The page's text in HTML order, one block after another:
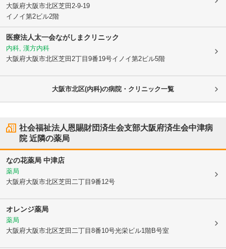
大阪府大阪市北区芝田2-9-19
イノイ第2ビル2階
医療法人太一会ながしまクリニック
内科, 漢方内科
大阪府大阪市北区芝田2丁目9番19号イノイ第2ビル5階
大阪市北区(内科)の病院・クリニック一覧
社会福祉法人恩賜財団済生会支部大阪府済生会中津病
院近隣の薬局
なの花薬局 中津店
薬局
大阪府大阪市北区芝田二丁目9番12号
オレンジ薬局
薬局
大阪府大阪市北区芝田二丁目8番10号光栄ビル1階B号室